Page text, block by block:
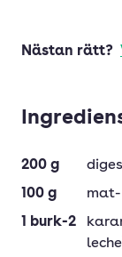
Nästan rätt?
200 g
100 g
mat-
1
burk-2